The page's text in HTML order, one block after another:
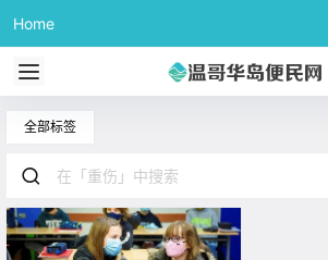
Home
全部标签